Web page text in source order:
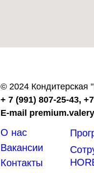
© 2024
+ 7 (991) 807-25-43,
E-mail
О нас
Вакансии
Контакты